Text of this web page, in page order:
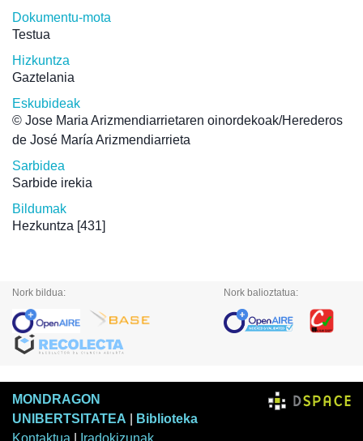
Dokumentu-mota
Testua
Hizkuntza
Gaztelania
Eskubideak
© Jose Maria Arizmendiarrietaren oinordekoak/Herederos
de José María Arizmendiarrieta
Sarbidea
Sarbide irekia
Bildumak
Hezkuntza [431]
Nork bildua: Nork balioztatua:
MONDRAGON
UNIBERTSITATEA
Biblioteka